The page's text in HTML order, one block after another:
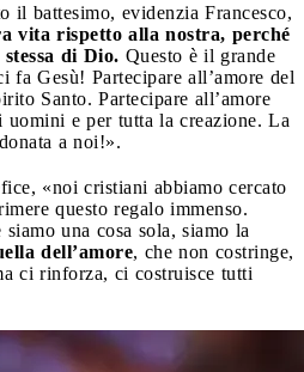
il battesimo, evidenzia Francesco,
vita rispetto alla nostra, perché
di Dio. Questo è il grande
fa Gesù! Partecipare all’amore del
Santo. Partecipare all’amore
e per tutta la creazione. La
a noi!».
«noi cristiani abbiamo cercato
questo regalo immenso.
una cosa sola, siamo la
dell’amore, che non costringe,
ci rinforza, ci costruisce tutti